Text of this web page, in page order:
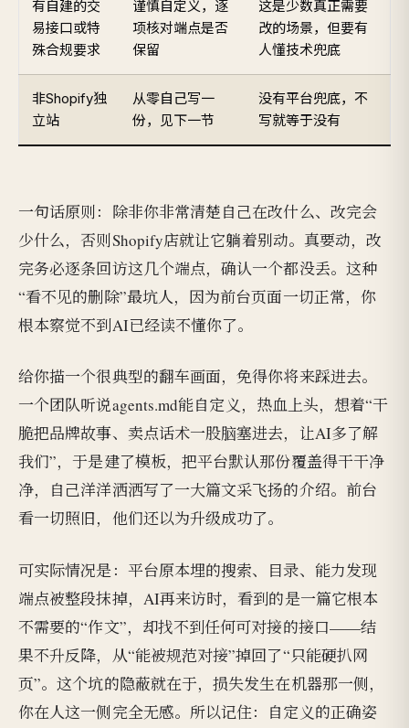
有自建的交
易接口或特
殊合规要求
谨慎自定义，逐
项核对端点是否
保留
这是少数真正需要
改的场景，但要有
人懂技术兜底
非Shopify独
立站
从零自己写一
份，见下一节
没有平台兜底，不
写就等于没有
一句话原则：除非你非常清楚自己在改什么、改完会
少什么，否则Shopify店就让它躺着别动。真要动，改
完务必逐条回访这几个端点，确认一个都没丢。这种
“看不见的删除”最坑人，因为前台页面一切正常，你
根本察觉不到AI已经读不懂你了。
给你描一个很典型的翻车画面，免得你将来踩进去。
一个团队听说agents.md能自定义，热血上头，想着“干
脆把品牌故事、卖点话术一股脑塞进去，让AI多了解
我们”，于是建了模板，把平台默认那份覆盖得干干净
净，自己洋洋洒洒写了一大篇文采飞扬的介绍。前台
看一切照旧，他们还以为升级成功了。
可实际情况是：平台原本埋的搜索、目录、能力发现
端点被整段抹掉，AI再来访时，看到的是一篇它根本
不需要的“作文”，却找不到任何可对接的接口——结
果不升反降，从“能被规范对接”掉回了“只能硬扒网
页”。这个坑的隐蔽就在于，损失发生在机器那一侧，
你在人这一侧完全无感。所以记住：自定义的正确姿